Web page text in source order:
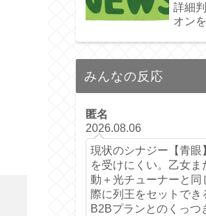
詳細
オン
みんなの反応
匿名
2026.08.06
現状のシナジー【青
を受けにくい。乙女
動＋光チューナーと同
際に列王をセットでき
B2Bプランとのくっつ